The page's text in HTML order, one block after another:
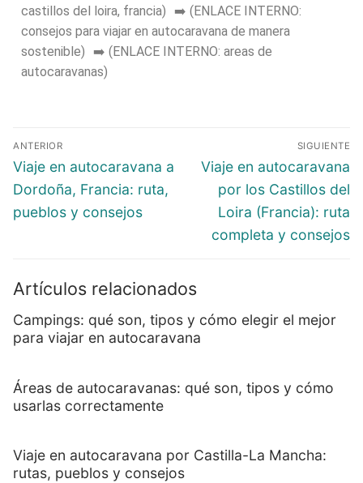
castillos del loira, francia) ➡️ (ENLACE INTERNO:
consejos para viajar en autocaravana de manera
sostenible) ➡️ (ENLACE INTERNO: areas de
autocaravanas)
ANTERIOR
Viaje en autocaravana a
Dordoña, Francia: ruta,
pueblos y consejos
SIGUIENTE
Viaje en autocaravana
por los Castillos del
Loira (Francia): ruta
completa y consejos
Artículos relacionados
Campings: qué son, tipos y cómo elegir el mejor
para viajar en autocaravana
Áreas de autocaravanas: qué son, tipos y cómo
usarlas correctamente
Viaje en autocaravana por Castilla-La Mancha:
rutas, pueblos y consejos